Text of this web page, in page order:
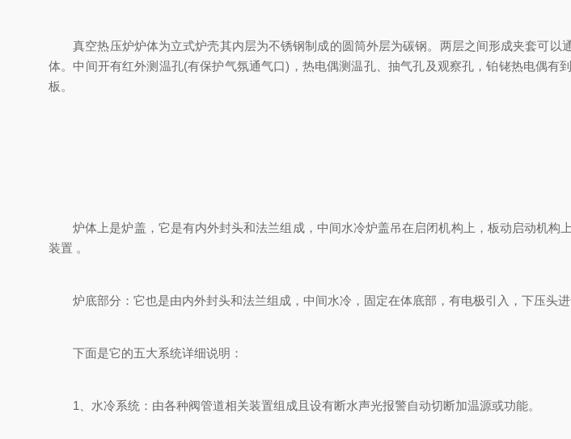
真空热压炉炉体为立式炉壳其内层为不锈钢制成的圆筒外层为碳钢。两层之间形成夹套可以
体。中间开有红外测温孔(有保护气氛通气口)，热电偶测温孔、抽气孔及观察孔，铂铑热电偶
板。
炉体上是炉盖，它是有内外封头和法兰组成，中间水冷炉盖吊在启闭机构上，板动启动机构
装置 。
炉底部分：它也是由内外封头和法兰组成，中间水冷，固定在体底部，有电极引入，下压头进
下面是它的五大系统详细说明：
1、水冷系统：由各种阀管道相关装置组成且设有断水声光报警自动切断加温源或功能。